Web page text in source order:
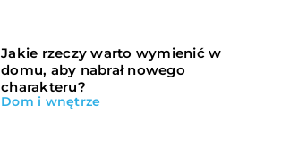
Jakie rzeczy warto wymienić w
domu, aby nabrał nowego
charakteru?
Dom i wnętrze